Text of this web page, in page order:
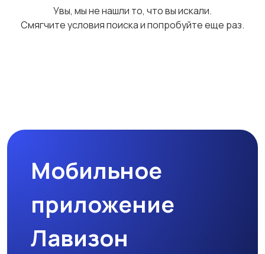
свитшотыУвы, мы не нашли то, что вы искали.
Смягчите условия поиска и попробуйте еще раз.
Мобильное
приложение
Лавизон